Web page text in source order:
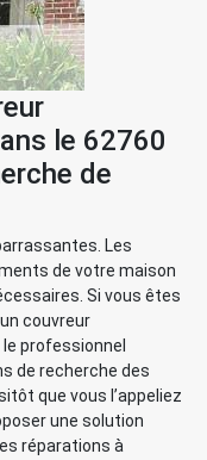
le 62760
de
Les
de votre maison
Si vous êtes
couvreur
professionnel
de recherche des
que vous l’appeliez
une solution
réparations à